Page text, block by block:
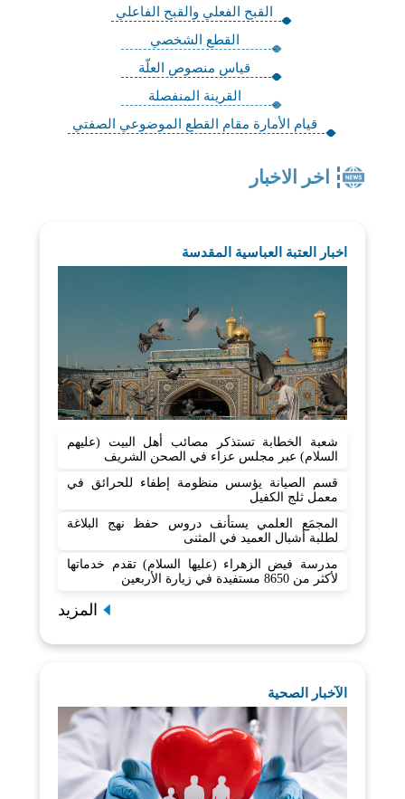
القبح الفعلي والقبح الفاعلي
القطع الشخصي
قياس منصوص العلّة
القرينة المنفصلة
قيام الأمارة مقام القطع الموضوعي الصفتي
اخر الاخبار
اخبار العتبة العباسية المقدسة
شعبة الخطابة تستذكر مصائب أهل البيت (عليهم
السلام) عبر مجلس عزاء في الصحن الشريف
قسم الصيانة يؤسس منظومة إطفاء للحرائق في
معمل ثلج الكفيل
المجمَع العلمي يستأنف دروس حفظ نهج البلاغة
لطلبة أشبال العميد في المثنى
مدرسة فيض الزهراء (عليها السلام) تقدم خدماتها
لأكثر من 8650 مستفيدة في زيارة الأربعين
المزيد
الآخبار الصحية